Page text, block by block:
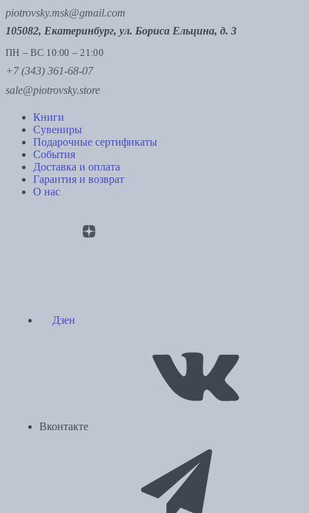
piotrovsky.msk@gmail.com
105082, Екатеринбург, ул. Бориса Ельцина, д. 3
ПН – ВС 10:00 – 21:00
+7 (343) 361-68-07
sale@piotrovsky.store
Книги
Сувениры
Подарочные сертификаты
События
Доставка и оплата
Гарантия и возврат
О нас
Дзен
Вконтакте